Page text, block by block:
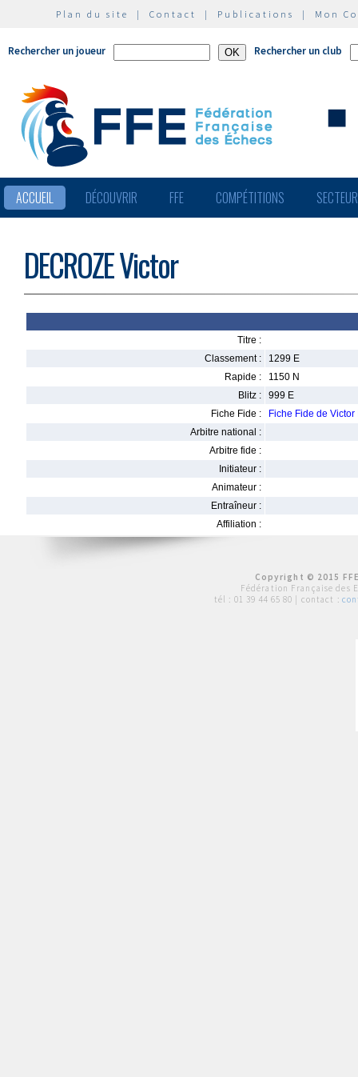
Plan du site | Contact | Publications | Mon
Rechercher un joueur Rechercher un club
ACCUEIL DÉCOUVRIR FFE COMPÉTITIONS
DECROZE Victor
Titre :
Classement :
1299 E
Rapide :
1150 N
Blitz :
999 E
Fiche Fide :
Fiche Fide de Victor
Arbitre national :
Arbitre fide :
Initiateur :
Animateur :
Entraîneur :
Affiliation :
Copyright © 2015
Fédération Française des
tél : 01 39 44 65 80 | contact :